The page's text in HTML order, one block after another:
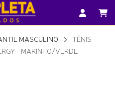
MASCULINO
TÊNIS
- MARINHO/VERDE